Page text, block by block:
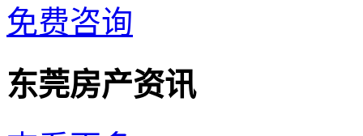
免费咨询
东莞房产资讯